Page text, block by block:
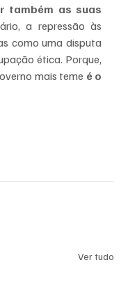
também as suas
a repressão às
como uma disputa
ética. Porque,
mais teme é o
Ver tudo